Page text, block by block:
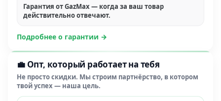
Гарантия от GazMax — когда за ваш товар
действительно отвечают.
Подробнее о гарантии →
💼 Опт, который работает на тебя
Не просто скидки. Мы строим партнёрство, в котором
твой успех — наша цель.